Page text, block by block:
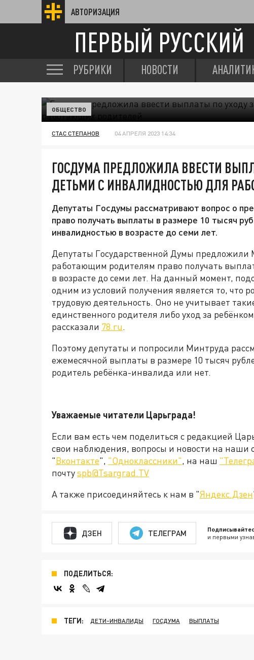
АВТОРИЗАЦИЯ
ПЕРВЫЙ РУССКИЙ
РУБРИКИ НОВОСТИ
ОБЩЕСТВО
СТАС СТЕПАНОВ 04 АПРЕЛЯ 2023 14:34
ГОСДУМА ПРЕДЛОЖИЛА ВВЕСТИ
ДЕТЬМИ С ИНВАЛИДНОСТЬЮ ДЛЯ
Депутаты Госдумы рассматривают вопрос о
право получать выплаты в размере 10 тысяч
инвалидностью в возрасте до семи лет.
Депутаты Государственной Думы предложили
работающим родителям право получать
в возрасте до семи лет. На данный момент,
одним из условий получения является то, что
трудовую деятельность. Оно не учитывает
единственного родителя либо уход за
рассказали 78.ru.
Поэтому депутаты и попросили Минтруда
ежемесячной выплаты в размере 10 тысяч
родитель ребёнка-инвалида или нет.
Уважаемые читатели Царьграда!
Если вам есть чем поделиться с редакцией
свои наблюдения, вопросы и новости на наши
"Вконтакте", "Одноклассники", на наш
почтуspb@Tsargrad.TV
А также присоединяйтесь к нам в "Яндекс.Дзен
ДЗЕН ТЕЛЕГРАМ и первыми
ПОДЕЛИТЬСЯ:
ТЕГИ: ДЕТИ-ИНВАЛИДЫ ГОСДУМА ВЫПЛАТЫ